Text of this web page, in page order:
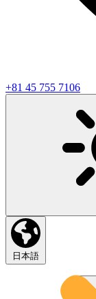
+81 45 755 7106
日本語